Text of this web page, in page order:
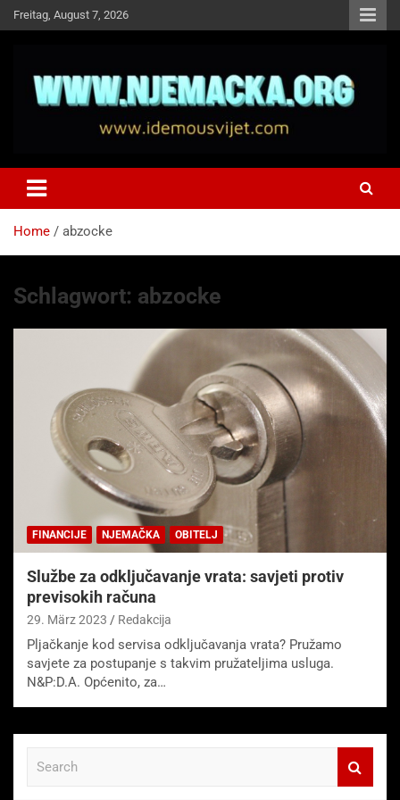
Skip
to
Freitag, August 7, 2026
Idemo u Svijet-Njemacka!
Home abzocke
Schlagwort: abzocke
FINANCIJE NJEMAČKA OBITELJ
Službe za odključavanje vrata: savjeti protiv
previsokih računa
29. März 2023 Redakcija
Pljačkanje kod servisa odključavanja vrata? Pružamo
savjete za postupanje s takvim pružateljima usluga.
N&P:D.A. Općenito, za…